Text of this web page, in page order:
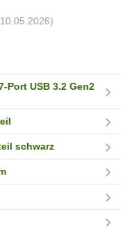
Port USB 3.2 Gen2
schwarz